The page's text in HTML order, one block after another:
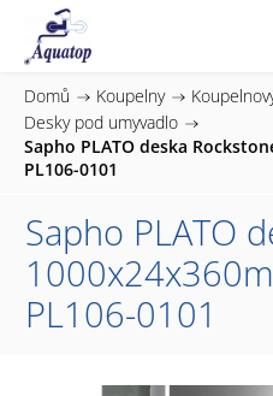
Domů / Koupelny /
Desky pod umyvadlo /
Sapho PLATO deska
PL106-0101
Sapho PLATO
PL106-0101